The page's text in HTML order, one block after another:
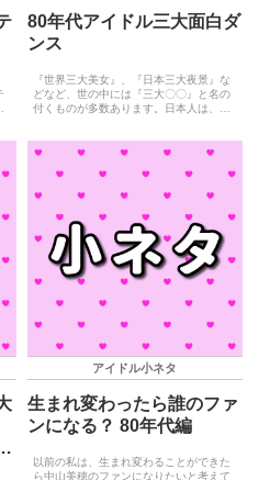
80年代アイドル三大面白ダ
ンス
『世界三大美女』、『日本三大夜景』な
どなど、世の中には『三大〇〇』と名の
付くものが多数あります。日本人は、こ
が窺え、一節には『三大〇〇』は日本独
アイドル小ネタ
生まれ変わったら誰のファ
ンになる？ 80年代編
以前の私は、生まれ変わることができた
ら中山美穂のファンになりたいと考えて